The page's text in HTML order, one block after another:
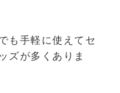
も手軽に使えてセ
ズが多くありま